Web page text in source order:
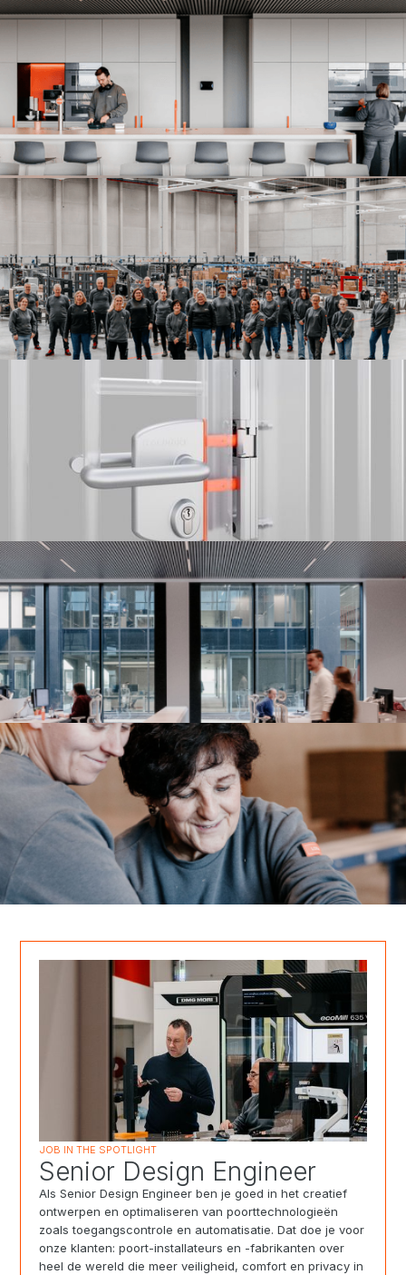
JOB IN THE SPOTLIGHT
Senior Design Engineer
Als Senior Design Engineer ben je goed in het creatief
ontwerpen en optimaliseren van poorttechnologieën
zoals toegangscontrole en automatisatie. Dat doe je voor
onze klanten: poort-installateurs en -fabrikanten over
heel de wereld die meer veiligheid, comfort en privacy in